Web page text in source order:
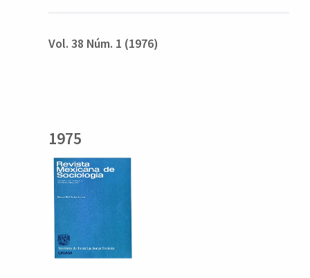
Vol. 38 Núm. 1 (1976)
1975